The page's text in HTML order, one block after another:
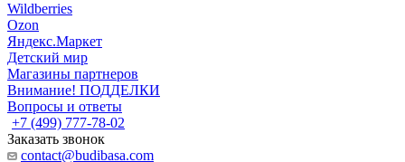
Wildberries
Ozon
Яндекс.Маркет
Детский мир
Магазины партнеров
Внимание! ПОДДЕЛКИ
Вопросы и ответы
+7 (499) 777-78-02
Заказать звонок
contact@budibasa.com